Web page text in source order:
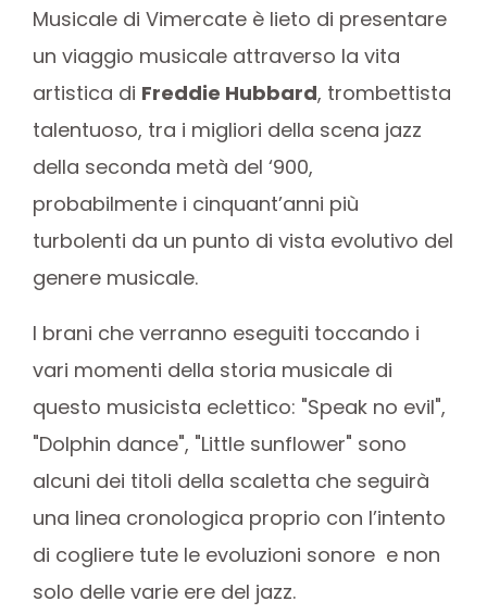
Musicale di Vimercate è lieto di presentare
un viaggio musicale attraverso la vita
artistica di Freddie Hubbard, trombettista
talentuoso, tra i migliori della scena jazz
della seconda metà del ‘900,
probabilmente i cinquant’anni più
turbolenti da un punto di vista evolutivo del
genere musicale.
I brani che verranno eseguiti toccando i
vari momenti della storia musicale di
questo musicista eclettico: "Speak no evil",
"Dolphin dance", "Little sunflower" sono
alcuni dei titoli della scaletta che seguirà
una linea cronologica proprio con l’intento
di cogliere tute le evoluzioni sonore e non
solo delle varie ere del jazz.